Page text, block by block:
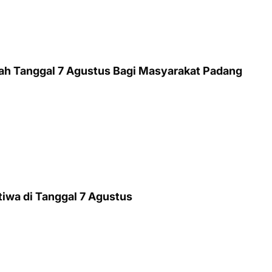
Tanggal 7 Agustus Bagi Masyarakat Padang
di Tanggal 7 Agustus